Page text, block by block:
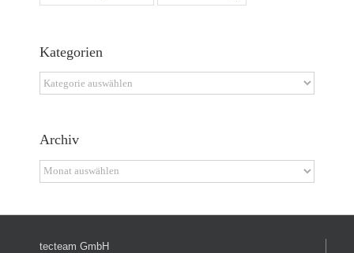
Kategorien
Kategorien
Archiv
Archiv
tecteam GmbH